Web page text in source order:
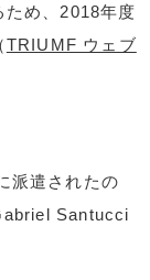
め、2018年度
TRIUMF ウェブ
派遣されたの
Santucci